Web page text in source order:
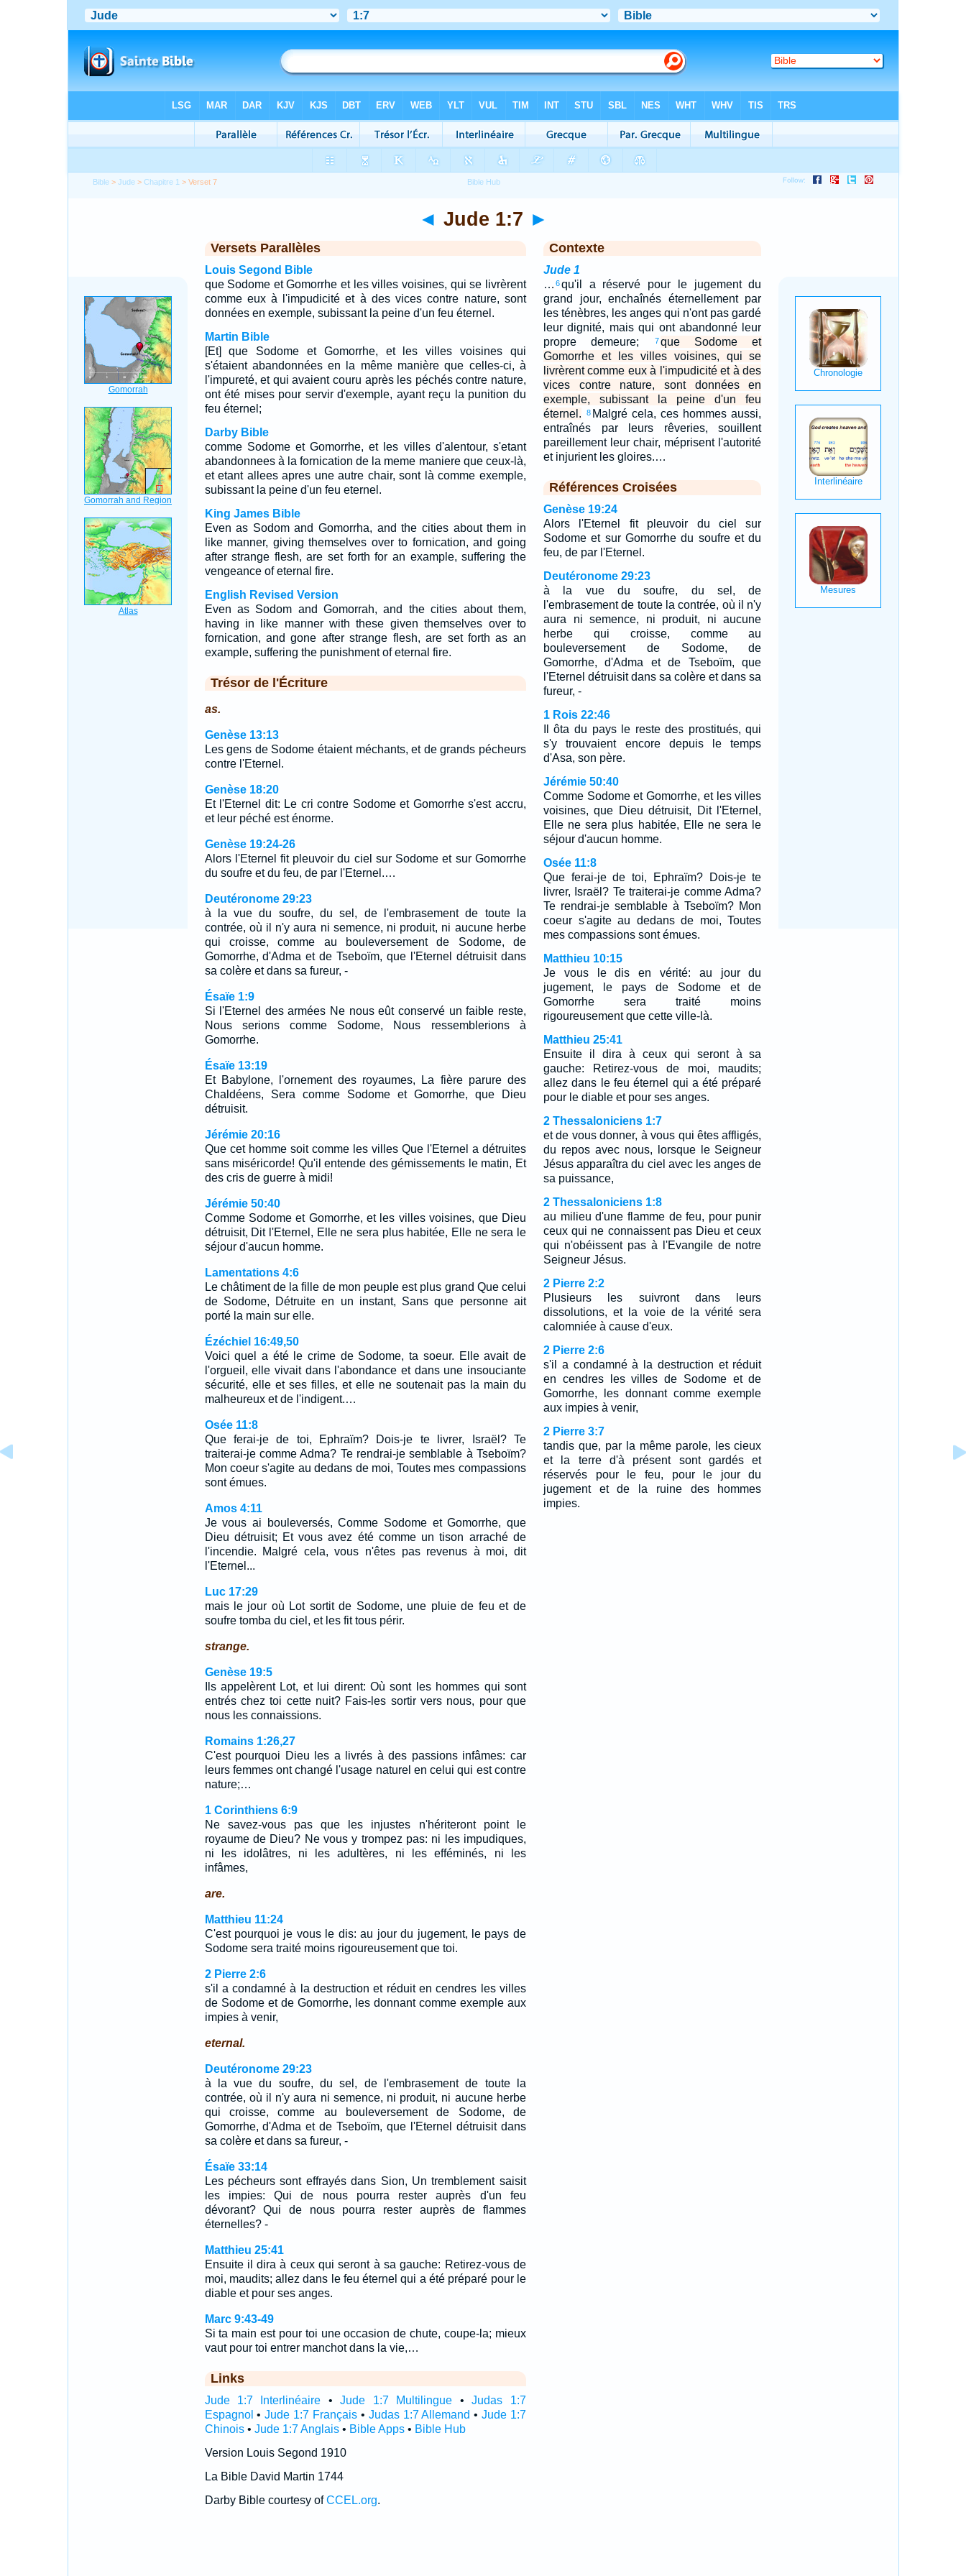
Bible >Jude >Chapitre 1 > Verset 7
◄ Jude 1:7 ►
Versets Parallèles
Louis Segond Bible
que Sodome et Gomorrhe et les villes voisines, qui se livrèrent
comme eux à l'impudicité et à des vices contre nature, sont
données en exemple, subissant la peine d'un feu éternel.
Martin Bible
[Et] que Sodome et Gomorrhe, et les villes voisines qui
s'étaient abandonnées en la même manière que celles-ci, à
l'impureté, et qui avaient couru après les péchés contre nature,
ont été mises pour servir d'exemple, ayant reçu la punition du
feu éternel;
Darby Bible
comme Sodome et Gomorrhe, et les villes d'alentour, s'etant
abandonnees à la fornication de la meme maniere que ceux-là,
et etant allees apres une autre chair, sont là comme exemple,
subissant la peine d'un feu eternel.
King James Bible
Even as Sodom and Gomorrha, and the cities about them in
like manner, giving themselves over to fornication, and going
after strange flesh, are set forth for an example, suffering the
vengeance of eternal fire.
English Revised Version
Even as Sodom and Gomorrah, and the cities about them,
having in like manner with these given themselves over to
fornication, and gone after strange flesh, are set forth as an
example, suffering the punishment of eternal fire.
Trésor de l'Écriture
as.
Genèse 13:13
Les gens de Sodome étaient méchants, et de grands pécheurs
contre l'Eternel.
Genèse 18:20
Et l'Eternel dit: Le cri contre Sodome et Gomorrhe s'est accru,
et leur péché est énorme.
Genèse 19:24-26
Alors l'Eternel fit pleuvoir du ciel sur Sodome et sur Gomorrhe
du soufre et du feu, de par l'Eternel.…
Deutéronome 29:23
à la vue du soufre, du sel, de l'embrasement de toute la
contrée, où il n'y aura ni semence, ni produit, ni aucune herbe
qui croisse, comme au bouleversement de Sodome, de
Gomorrhe, d'Adma et de Tseboïm, que l'Eternel détruisit dans
sa colère et dans sa fureur, -
Ésaïe 1:9
Si l'Eternel des armées Ne nous eût conservé un faible reste,
Nous serions comme Sodome, Nous ressemblerions à
Gomorrhe.
Ésaïe 13:19
Et Babylone, l'ornement des royaumes, La fière parure des
Chaldéens, Sera comme Sodome et Gomorrhe, que Dieu
détruisit.
Jérémie 20:16
Que cet homme soit comme les villes Que l'Eternel a détruites
sans miséricorde! Qu'il entende des gémissements le matin, Et
des cris de guerre à midi!
Jérémie 50:40
Comme Sodome et Gomorrhe, et les villes voisines, que Dieu
détruisit, Dit l'Eternel, Elle ne sera plus habitée, Elle ne sera le
séjour d'aucun homme.
Lamentations 4:6
Le châtiment de la fille de mon peuple est plus grand Que celui
de Sodome, Détruite en un instant, Sans que personne ait
porté la main sur elle.
Ézéchiel 16:49,50
Voici quel a été le crime de Sodome, ta soeur. Elle avait de
l'orgueil, elle vivait dans l'abondance et dans une insouciante
sécurité, elle et ses filles, et elle ne soutenait pas la main du
malheureux et de l'indigent.…
Osée 11:8
Que ferai-je de toi, Ephraïm? Dois-je te livrer, Israël? Te
traiterai-je comme Adma? Te rendrai-je semblable à Tseboïm?
Mon coeur s'agite au dedans de moi, Toutes mes compassions
sont émues.
Amos 4:11
Je vous ai bouleversés, Comme Sodome et Gomorrhe, que
Dieu détruisit; Et vous avez été comme un tison arraché de
l'incendie. Malgré cela, vous n'êtes pas revenus à moi, dit
l'Eternel...
Luc 17:29
mais le jour où Lot sortit de Sodome, une pluie de feu et de
soufre tomba du ciel, et les fit tous périr.
strange.
Genèse 19:5
Ils appelèrent Lot, et lui dirent: Où sont les hommes qui sont
entrés chez toi cette nuit? Fais-les sortir vers nous, pour que
nous les connaissions.
Romains 1:26,27
C'est pourquoi Dieu les a livrés à des passions infâmes: car
leurs femmes ont changé l'usage naturel en celui qui est contre
nature;…
1 Corinthiens 6:9
Ne savez-vous pas que les injustes n'hériteront point le
royaume de Dieu? Ne vous y trompez pas: ni les impudiques,
ni les idolâtres, ni les adultères, ni les efféminés, ni les
infâmes,
are.
Matthieu 11:24
C'est pourquoi je vous le dis: au jour du jugement, le pays de
Sodome sera traité moins rigoureusement que toi.
2 Pierre 2:6
s'il a condamné à la destruction et réduit en cendres les villes
de Sodome et de Gomorrhe, les donnant comme exemple aux
impies à venir,
eternal.
Deutéronome 29:23
à la vue du soufre, du sel, de l'embrasement de toute la
contrée, où il n'y aura ni semence, ni produit, ni aucune herbe
qui croisse, comme au bouleversement de Sodome, de
Gomorrhe, d'Adma et de Tseboïm, que l'Eternel détruisit dans
sa colère et dans sa fureur, -
Ésaïe 33:14
Les pécheurs sont effrayés dans Sion, Un tremblement saisit
les impies: Qui de nous pourra rester auprès d'un feu
dévorant? Qui de nous pourra rester auprès de flammes
éternelles? -
Matthieu 25:41
Ensuite il dira à ceux qui seront à sa gauche: Retirez-vous de
moi, maudits; allez dans le feu éternel qui a été préparé pour le
diable et pour ses anges.
Marc 9:43-49
Si ta main est pour toi une occasion de chute, coupe-la; mieux
vaut pour toi entrer manchot dans la vie,…
Links
Jude 1:7 Interlinéaire •Jude 1:7 Multilingue •Judas 1:7
Espagnol •Jude 1:7 Français• Judas 1:7 Allemand •Jude 1:7
Chinois• Jude 1:7 Anglais• Bible Apps• Bible Hub
Version Louis Segond 1910
La Bible David Martin 1744
Darby Bible courtesy ofCCEL.org.
Contexte
Jude 1
… 6qu'il a réservé pour le jugement du
grand jour, enchaînés éternellement par
les ténèbres, les anges qui n'ont pas gardé
leur dignité, mais qui ont abandonné leur
propre demeure;
7que Sodome et
Gomorrhe et les villes voisines, qui se
livrèrent comme eux à l'impudicité et à des
vices contre nature, sont données en
exemple, subissant la peine d'un feu
éternel.
8 Malgré cela, ces hommes aussi,
entraînés par leurs rêveries, souillent
pareillement leur chair, méprisent l'autorité
et injurient les gloires.…
Références Croisées
Genèse 19:24
Alors l'Eternel fit pleuvoir du ciel sur
Sodome et sur Gomorrhe du soufre et du
feu, de par l'Eternel.
Deutéronome 29:23
à la vue du soufre, du sel, de
l'embrasement de toute la contrée, où il n'y
aura ni semence, ni produit, ni aucune
herbe qui croisse, comme au
bouleversement de Sodome, de
Gomorrhe, d'Adma et de Tseboïm, que
l'Eternel détruisit dans sa colère et dans sa
fureur, -
1 Rois 22:46
Il ôta du pays le reste des prostitués, qui
s'y trouvaient encore depuis le temps
d'Asa, son père.
Jérémie 50:40
Comme Sodome et Gomorrhe, et les villes
voisines, que Dieu détruisit, Dit l'Eternel,
Elle ne sera plus habitée, Elle ne sera le
séjour d'aucun homme.
Osée 11:8
Que ferai-je de toi, Ephraïm? Dois-je te
livrer, Israël? Te traiterai-je comme Adma?
Te rendrai-je semblable à Tseboïm? Mon
coeur s'agite au dedans de moi, Toutes
mes compassions sont émues.
Matthieu 10:15
Je vous le dis en vérité: au jour du
jugement, le pays de Sodome et de
Gomorrhe sera traité moins
rigoureusement que cette ville-là.
Matthieu 25:41
Ensuite il dira à ceux qui seront à sa
gauche: Retirez-vous de moi, maudits;
allez dans le feu éternel qui a été préparé
pour le diable et pour ses anges.
2 Thessaloniciens 1:7
et de vous donner, à vous qui êtes affligés,
du repos avec nous, lorsque le Seigneur
Jésus apparaîtra du ciel avec les anges de
sa puissance,
2 Thessaloniciens 1:8
au milieu d'une flamme de feu, pour punir
ceux qui ne connaissent pas Dieu et ceux
qui n'obéissent pas à l'Evangile de notre
Seigneur Jésus.
2 Pierre 2:2
Plusieurs les suivront dans leurs
dissolutions, et la voie de la vérité sera
calomniée à cause d'eux.
2 Pierre 2:6
s'il a condamné à la destruction et réduit
en cendres les villes de Sodome et de
Gomorrhe, les donnant comme exemple
aux impies à venir,
2 Pierre 3:7
tandis que, par la même parole, les cieux
et la terre d'à présent sont gardés et
réservés pour le feu, pour le jour du
jugement et de la ruine des hommes
impies.